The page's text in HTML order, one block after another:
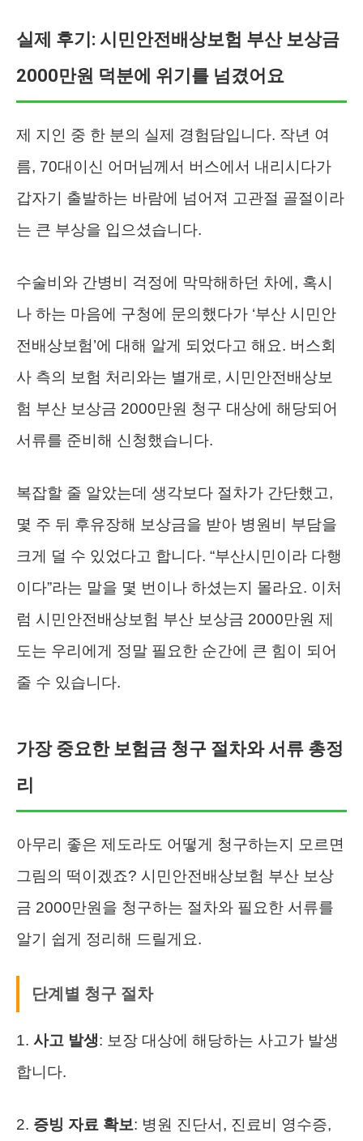
실제 후기: 시민안전배상보험 부산 보상금
2000만원 덕분에 위기를 넘겼어요
제 지인 중 한 분의 실제 경험담입니다. 작년 여
름, 70대이신 어머님께서 버스에서 내리시다가
갑자기 출발하는 바람에 넘어져 고관절 골절이라
는 큰 부상을 입으셨습니다.
수술비와 간병비 걱정에 막막해하던 차에, 혹시
나 하는 마음에 구청에 문의했다가 ‘부산 시민안
전배상보험’에 대해 알게 되었다고 해요. 버스회
사 측의 보험 처리와는 별개로, 시민안전배상보
험 부산 보상금 2000만원 청구 대상에 해당되어
서류를 준비해 신청했습니다.
복잡할 줄 알았는데 생각보다 절차가 간단했고,
몇 주 뒤 후유장해 보상금을 받아 병원비 부담을
크게 덜 수 있었다고 합니다. “부산시민이라 다행
이다”라는 말을 몇 번이나 하셨는지 몰라요. 이처
럼 시민안전배상보험 부산 보상금 2000만원 제
도는 우리에게 정말 필요한 순간에 큰 힘이 되어
줄 수 있습니다.
가장 중요한 보험금 청구 절차와 서류 총정
리
아무리 좋은 제도라도 어떻게 청구하는지 모르면
그림의 떡이겠죠? 시민안전배상보험 부산 보상
금 2000만원을 청구하는 절차와 필요한 서류를
알기 쉽게 정리해 드릴게요.
단계별 청구 절차
1. 사고 발생: 보장 대상에 해당하는 사고가 발생
합니다.
2. 증빙 자료 확보: 병원 진단서, 진료비 영수증,